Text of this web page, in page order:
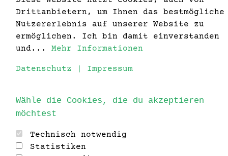
Mai 5. Freitag – Kegelabend 6.
Samstag – Live-Musik mit Aron
Sonntag – Familien-Café 13. Samstag
Drittanbietern, um Ihnen das bestmögliche
Nutzererlebnis auf unserer Website zu
ermöglichen. Ich bin damit einverstanden
und... Mehr Informationen
Datenschutz Impressum
Wähle die Cookies, die du akzeptieren
möchtest
Technisch notwendig
Statistiken